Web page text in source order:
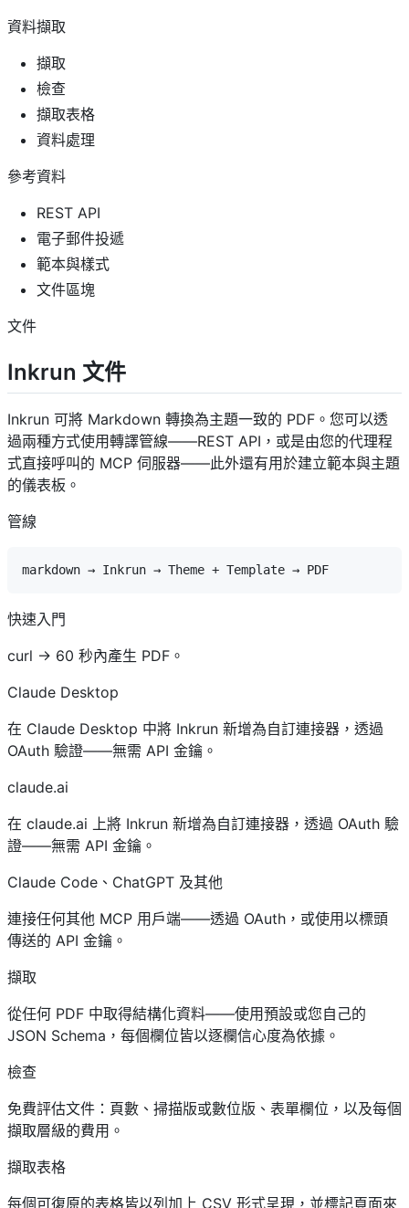
資料擷取
擷取
檢查
擷取表格
資料處理
參考資料
REST API
電子郵件投遞
範本與樣式
文件區塊
文件
Inkrun 文件
Inkrun 可將 Markdown 轉換為主題一致的 PDF。您可以透
過兩種方式使用轉譯管線——REST API，或是由您的代理程
式直接呼叫的 MCP 伺服器——此外還有用於建立範本與主題
的儀表板。
管線
快速入門
curl → 60 秒內產生 PDF。
Claude Desktop
在 Claude Desktop 中將 Inkrun 新增為自訂連接器，透過
OAuth 驗證——無需 API 金鑰。
claude.ai
在 claude.ai 上將 Inkrun 新增為自訂連接器，透過 OAuth 驗
證——無需 API 金鑰。
Claude Code、ChatGPT 及其他
連接任何其他 MCP 用戶端——透過 OAuth，或使用以標頭
傳送的 API 金鑰。
擷取
從任何 PDF 中取得結構化資料——使用預設或您自己的
JSON Schema，每個欄位皆以逐欄信心度為依據。
檢查
免費評估文件：頁數、掃描版或數位版、表單欄位，以及每個
擷取層級的費用。
擷取表格
每個可復原的表格皆以列加上 CSV 形式呈現，並標記頁面來